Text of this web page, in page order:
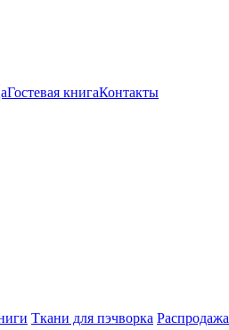
Гостевая книгаКонтакты
Ткани для пэчворка Распродажа